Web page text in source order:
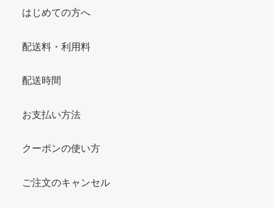
はじめての方へ
配送料・利用料
配送時間
お支払い方法
クーポンの使い方
ご注文のキャンセル